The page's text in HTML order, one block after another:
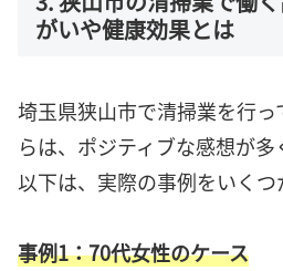
がいや健康効果とは
埼玉県狭山市で清掃業を行
らは、ポジティブな感想が多
以下は、実際の事例をいくつ
事例1：70代女性のケース